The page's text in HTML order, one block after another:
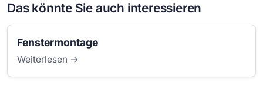
Das könnte Sie auch interessieren
Fenstermontage
Weiterlesen →